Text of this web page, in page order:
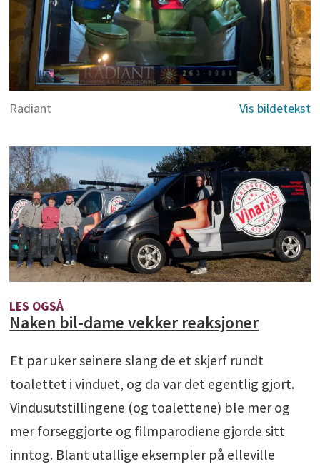
Radiant
LES OGSÅ
Naken bil-dame vekker reaksjoner
Et par uker seinere slang de et skjerf rundt
toalettet i vinduet, og da var det egentlig gjort.
Vindusutstillingene (og toalettene) ble mer og
mer forseggjorte og filmparodiene gjorde sitt
inntog. Blant utallige eksempler på elleville